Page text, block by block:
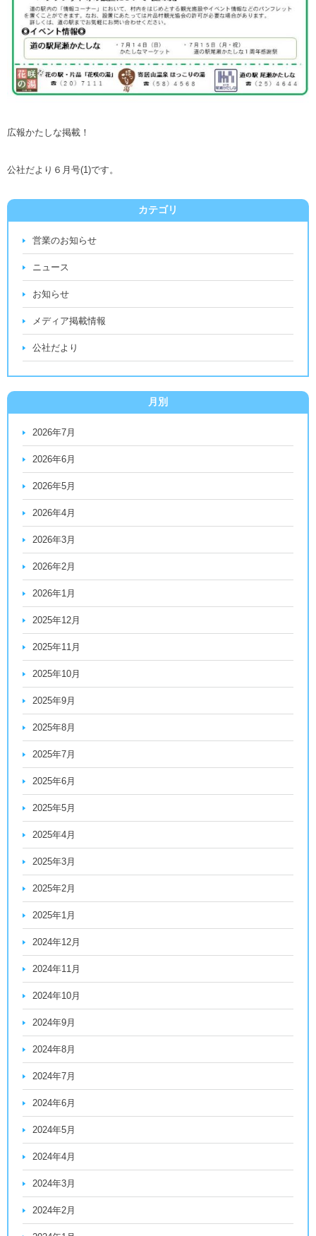
広報かたしな掲載！
公社だより６月号(1)です。
カテゴリ
営業のお知らせ
ニュース
お知らせ
メディア掲載情報
公社だより
月別
2026年7月
2026年6月
2026年5月
2026年4月
2026年3月
2026年2月
2026年1月
2025年12月
2025年11月
2025年10月
2025年9月
2025年8月
2025年7月
2025年6月
2025年5月
2025年4月
2025年3月
2025年2月
2025年1月
2024年12月
2024年11月
2024年10月
2024年9月
2024年8月
2024年7月
2024年6月
2024年5月
2024年4月
2024年3月
2024年2月